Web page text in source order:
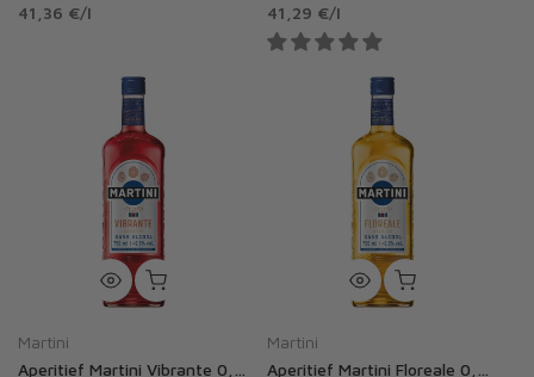
41,36 €/l
41,29 €/l
Martini
Martini